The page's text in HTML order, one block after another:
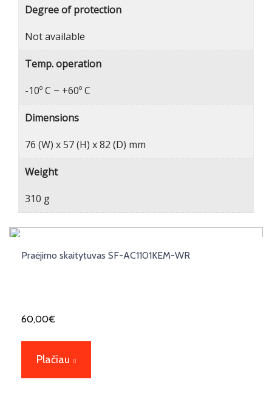
Degree of protection
Not available
Temp. operation
-10º C ~ +60º C
Dimensions
76 (W) x 57 (H) x 82 (D) mm
Weight
310 g
Praėjimo skaitytuvas SF-AC1101KEM-WR
60,00€
Plačiau